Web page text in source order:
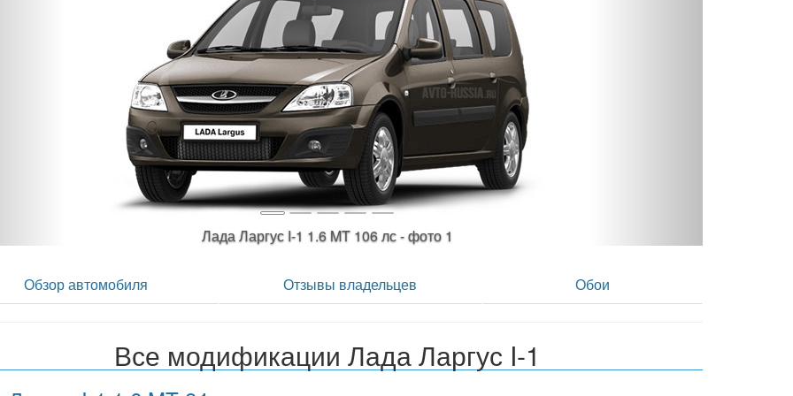
Лада Ларгус I-1 1.6 MT 106 лс - фото 2
Обзор автомобиля Отзывы владельцев Обои
Все модификации Лада Ларгус I-1